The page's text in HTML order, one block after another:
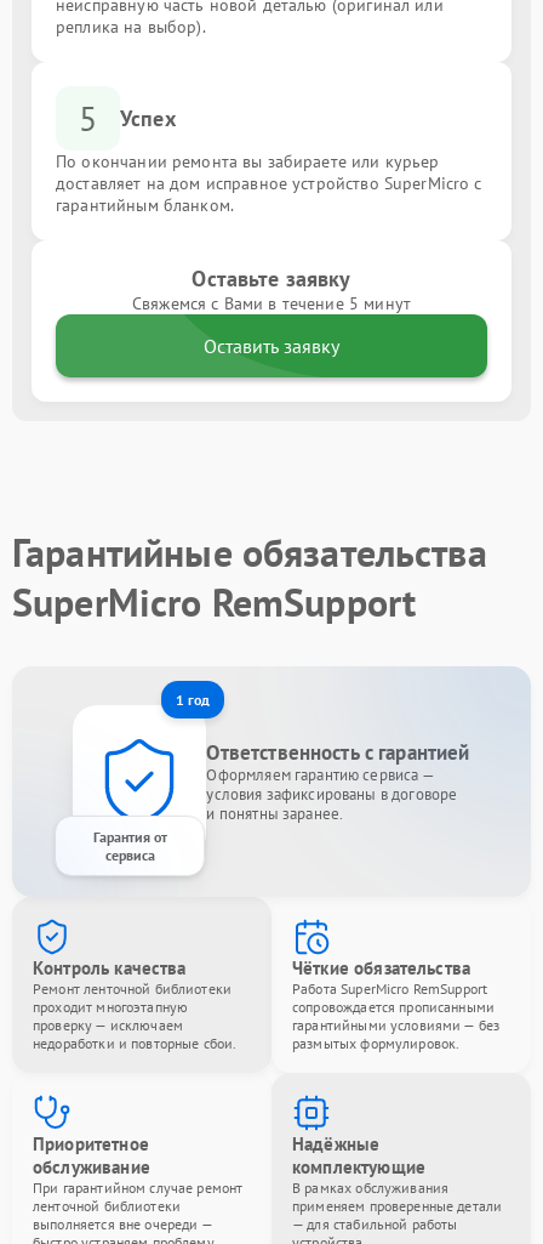
неисправную часть новой деталью (оригинал или
реплика на выбор).
5 Успех
По окончании ремонта вы забираете или курьер
доставляет на дом исправное устройство SuperMicro с
гарантийным бланком.
Оставьте заявку
Свяжемся с Вами в течение 5 минут
Оставить заявку
Гарантийные обязательства
SuperMicro RemSupport
1 год
Гарантия от
сервиса
Ответственность с гарантией
Оформляем гарантию сервиса —
условия зафиксированы в договоре
и понятны заранее.
Контроль качества
Ремонт ленточной библиотеки
проходит многоэтапную
проверку — исключаем
недоработки и повторные сбои.
Чёткие обязательства
Работа SuperMicro RemSupport
сопровождается прописанными
гарантийными условиями — без
размытых формулировок.
Приоритетное
обслуживание
При гарантийном случае ремонт
ленточной библиотеки
выполняется вне очереди —
Надёжные
комплектующие
В рамках обслуживания
применяем проверенные детали
— для стабильной работы